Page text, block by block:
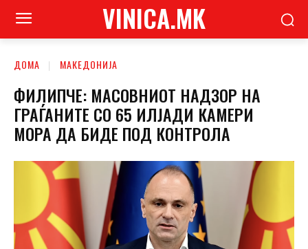
VINICA.MK
ДОМА МАКЕДОНИЈА
ФИЛИПЧЕ: МАСОВНИОТ НАДЗОР НА
ГРАЃАНИТЕ СО 65 ИЛЈАДИ КАМЕРИ
МОРА ДА БИДЕ ПОД КОНТРОЛА